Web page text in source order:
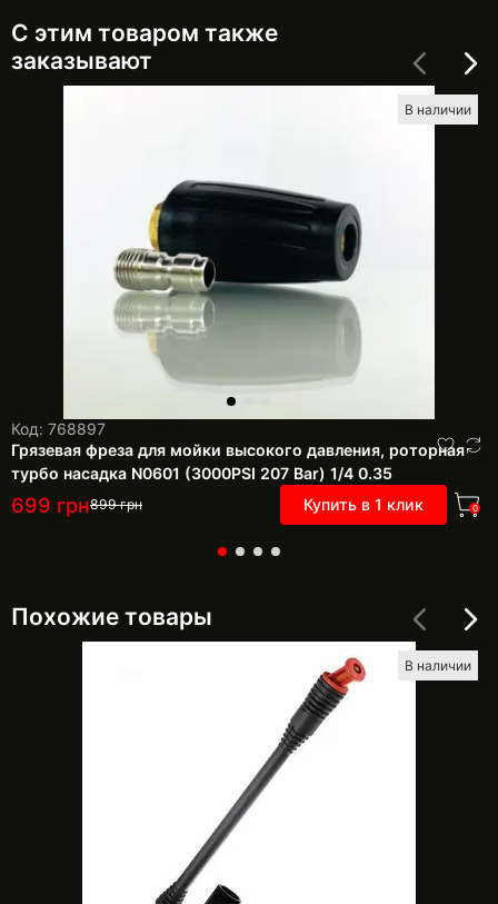
С этим товаром также
заказывают
В наличии
Код: 768897
Грязевая фреза для мойки высокого давления, роторная
турбо насадка N0601 (3000PSI 207 Bar) 1/4 0.35
699 грн899грн Купить в 1 клик 0
Похожие товары
В наличии